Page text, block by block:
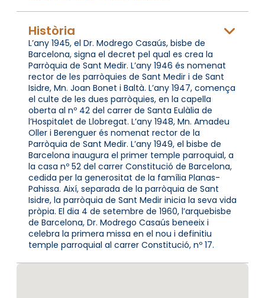
Història
L’any 1945, el Dr. Modrego Casaús, bisbe de
Barcelona, signa el decret pel qual es crea la
Parròquia de Sant Medir. L’any 1946 és nomenat
rector de les parròquies de Sant Medir i de Sant
Isidre, Mn. Joan Bonet i Baltà. L’any 1947, comença
el culte de les dues parròquies, en la capella
oberta al nº 42 del carrer de Santa Eulàlia de
l’Hospitalet de Llobregat. L’any 1948, Mn. Amadeu
Oller i Berenguer és nomenat rector de la
Parròquia de Sant Medir. L’any 1949, el bisbe de
Barcelona inaugura el primer temple parroquial, a
la casa nº 52 del carrer Constitució de Barcelona,
cedida per la generositat de la família Planas-
Pahissa. Així, separada de la parròquia de Sant
Isidre, la parròquia de Sant Medir inicia la seva vida
pròpia. El dia 4 de setembre de 1960, l’arquebisbe
de Barcelona, Dr. Modrego Casaús beneeix i
celebra la primera missa en el nou i definitiu
temple parroquial al carrer Constitució, nº 17.